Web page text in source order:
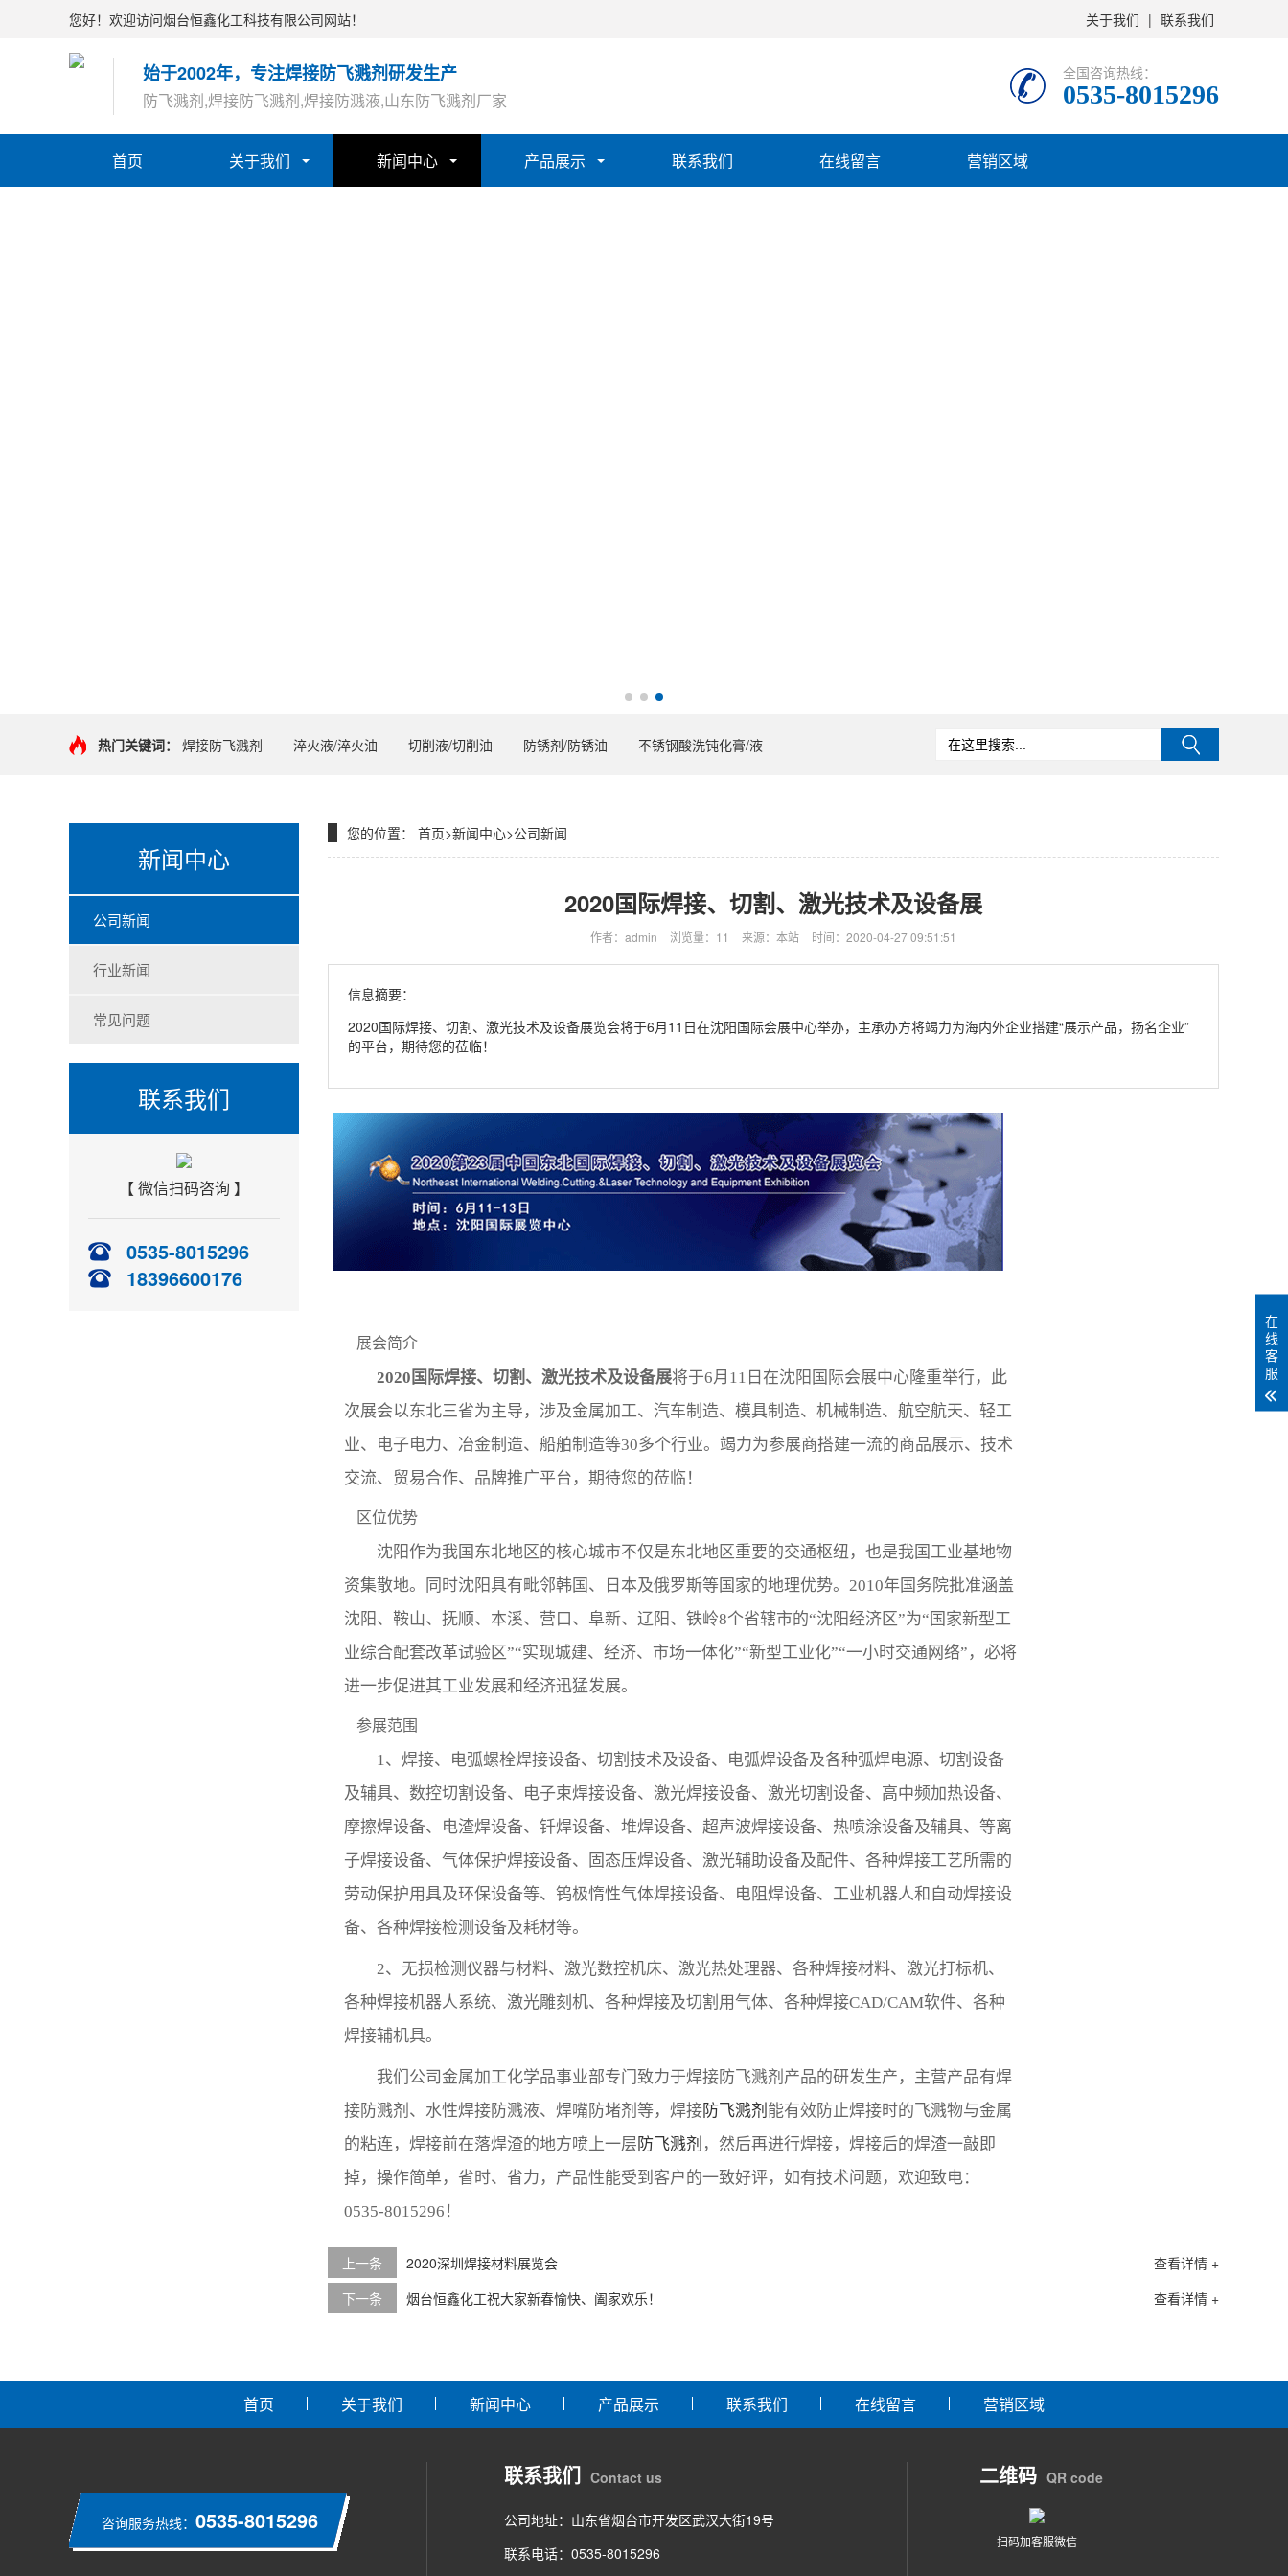
您好！欢迎访问烟台恒鑫化工科技有限公司网站！ 关于我们 | 联系我们
始于2002年，专注焊接防飞溅剂研发生产
防飞溅剂,焊接防飞溅剂,焊接防溅液,山东防飞溅剂厂家
全国咨询热线：
0535-8015296
首页 关于我们 新闻中心 产品展示 联系我们 在线留言 营销区域
热门关键词： 焊接防飞溅剂 淬火液/淬火油 切削液/切削油 防锈剂/防锈油 不锈钢酸洗钝化膏/液
新闻中心
公司新闻
行业新闻
常见问题
联系我们
【 微信扫码咨询 】
0535-8015296
18396600176
您的位置： 首页>新闻中心>公司新闻
2020国际焊接、切割、激光技术及设备展
作者：admin 浏览量：11 来源：本站 时间：2020-04-27 09:51:51
信息摘要：
2020国际焊接、切割、激光技术及设备展览会将于6月11日在沈阳国际会展中心举办，主承办方将竭力为海内外企业搭建“展示产品，扬名企业”
的平台，期待您的莅临！
展会简介
2020国际焊接、切割、激光技术及设备展将于6月11日在沈阳国际会展中心隆重举行，此
次展会以东北三省为主导，涉及金属加工、汽车制造、模具制造、机械制造、航空航天、轻工
业、电子电力、冶金制造、船舶制造等30多个行业。竭力为参展商搭建一流的商品展示、技术
交流、贸易合作、品牌推广平台，期待您的莅临！
区位优势
沈阳作为我国东北地区的核心城市不仅是东北地区重要的交通枢纽，也是我国工业基地物
资集散地。同时沈阳具有毗邻韩国、日本及俄罗斯等国家的地理优势。2010年国务院批准涵盖
沈阳、鞍山、抚顺、本溪、营口、阜新、辽阳、铁岭8个省辖市的“沈阳经济区”为“国家新型工
业综合配套改革试验区”“实现城建、经济、市场一体化”“新型工业化”“一小时交通网络”，必将
进一步促进其工业发展和经济迅猛发展。
参展范围
1、焊接、电弧螺栓焊接设备、切割技术及设备、电弧焊设备及各种弧焊电源、切割设备
及辅具、数控切割设备、电子束焊接设备、激光焊接设备、激光切割设备、高中频加热设备、
摩擦焊设备、电渣焊设备、钎焊设备、堆焊设备、超声波焊接设备、热喷涂设备及辅具、等离
子焊接设备、气体保护焊接设备、固态压焊设备、激光辅助设备及配件、各种焊接工艺所需的
劳动保护用具及环保设备等、钨极惰性气体焊接设备、电阻焊设备、工业机器人和自动焊接设
备、各种焊接检测设备及耗材等。
2、无损检测仪器与材料、激光数控机床、激光热处理器、各种焊接材料、激光打标机、
各种焊接机器人系统、激光雕刻机、各种焊接及切割用气体、各种焊接CAD/CAM软件、各种
焊接辅机具。
我们公司金属加工化学品事业部专门致力于焊接防飞溅剂 产品的研发生产，主营产品有焊
接防溅剂 、 水性焊接防溅液、焊嘴防堵剂等，焊接防飞溅剂 能有效防止焊接时的飞溅物与金属
的粘连，焊接前在落焊渣的地方喷上一层 防飞溅剂 ，然后再进行焊接，焊接后的焊渣一敲即
掉，操作简单，省时、省力，产品性能受到客户的一致好评，如有技术问题，欢迎致电：
0535-8015296！
上一条 查看详情 +
2020深圳焊接材料展览会
下一条
查看详情 +
烟台恒鑫化工祝大家新春愉快、阖家欢乐！
首页 关于我们 新闻中心 产品展示 联系我们 在线留言 营销区域
咨询服务热线： 0535-8015296
联系我们 Contact us
公司地址：山东省烟台市开发区武汉大街19号
联系电话：0535-8015296
二维码 QR code
扫码加客服微信
在
线
客
服